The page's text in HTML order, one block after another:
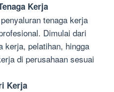
Kerja
tenaga kerja
Dimulai dari
kerja, pelatihan, hingga
di perusahaan sesuai
Kerja